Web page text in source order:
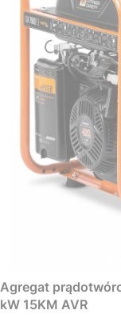
Agregat
kW 15KM AVR